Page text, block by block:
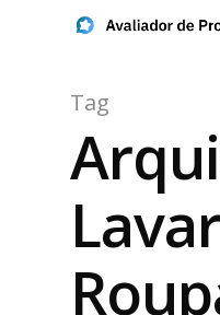
Aperte ENTER para
Tag
Lavar